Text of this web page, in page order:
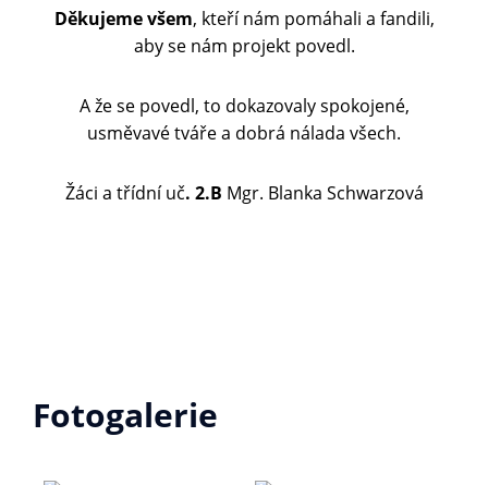
Děkujeme všem, kteří nám pomáhali a fandili,
aby se nám projekt povedl.
A že se povedl, to dokazovaly spokojené,
usměvavé tváře a dobrá nálada všech.
Žáci a třídní uč. 2.B Mgr. Blanka Schwarzová
Fotogalerie